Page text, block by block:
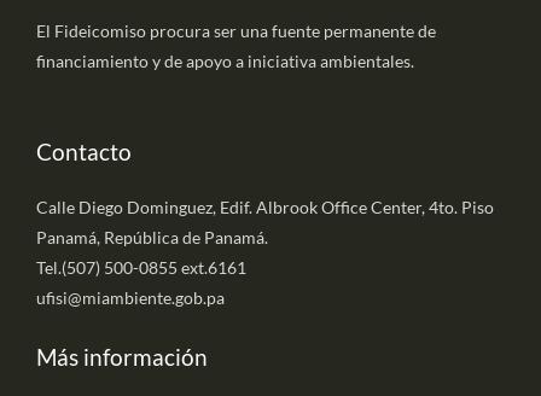
El Fideicomiso procura ser una fuente permanente de
financiamiento y de apoyo a iniciativa ambientales.
Contacto
Calle Diego Dominguez, Edif. Albrook Office Center, 4to. Piso
Panamá, República de Panamá.
Tel.(507) 500-0855 ext.6161
ufisi@miambiente.gob.pa
Más información